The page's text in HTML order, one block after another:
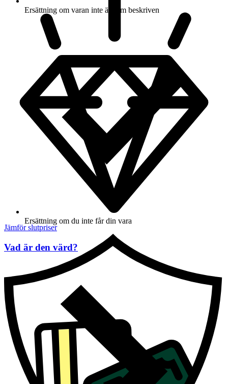
Ersättning om varan inte är som beskriven
Ersättning om du inte får din vara
Jämför slutpriser
Vad är den värd?